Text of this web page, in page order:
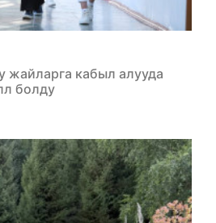
жайларга кабыл алууда
болду